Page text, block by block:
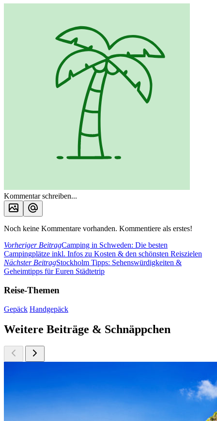
Kommentar schreiben...
Noch keine Kommentare vorhanden. Kommentiere als erstes!
Vorheriger BeitragCamping in Schweden: Die besten
Campingplätze inkl. Infos zu Kosten & den schönsten Reiszielen
Nächster BeitragStockholm Tipps: Sehenswürdigkeiten &
Geheimtipps für Euren Städtetrip
Reise-Themen
Gepäck Handgepäck
Weitere Beiträge & Schnäppchen